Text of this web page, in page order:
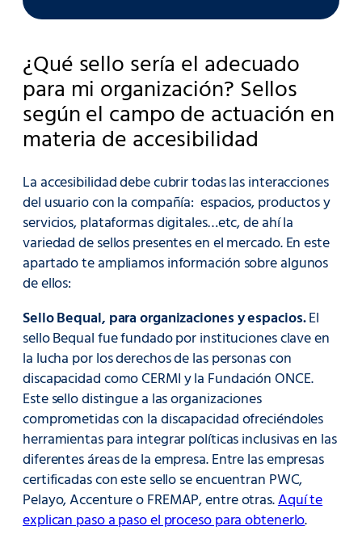
¿Qué sello sería el adecuado
para mi organización? Sellos
según el campo de actuación en
materia de accesibilidad
La accesibilidad debe cubrir todas las interacciones
del usuario con la compañía: espacios, productos y
servicios, plataformas digitales…etc, de ahí la
variedad de sellos presentes en el mercado. En este
apartado te ampliamos información sobre algunos
de ellos:
Sello Bequal, para organizaciones y espacios.El
sello Bequal fue fundado por instituciones clave en
la lucha por los derechos de las personas con
discapacidad como CERMI y la Fundación ONCE.
Este sello distingue a las organizaciones
comprometidas con la discapacidad ofreciéndoles
herramientas para integrar políticas inclusivas en las
diferentes áreas de la empresa. Entre las empresas
certificadas con este sello se encuentran PWC,
Pelayo, Accenture o FREMAP, entre otras.Aquí te
explican paso a paso el proceso para obtenerlo.